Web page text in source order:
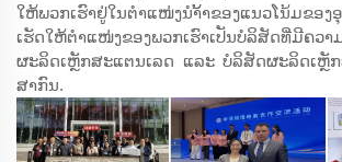
ໃຫ້ພວກເຮົາຢູ່ໃນຕຳແໜ່ງນຳ້້າຂອງແນວໂນ້ມຂ
ເຮັດໃຫ້ຕຳແໜ່ງຂອງພວກເຮົາເປັນບໍລິສັດທີ່ມີຄວາ
ຜະລິດເຫຼັກສະແຕນເລດ ແລະ ບໍລິສັດຜະລິດເຫຼັກ
ສາກົນ.